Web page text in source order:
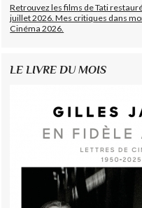
Retrouvez les films de Tati
juillet 2026. Mes critiques dans
Cinéma 2026.
LE LIVRE DU MOIS